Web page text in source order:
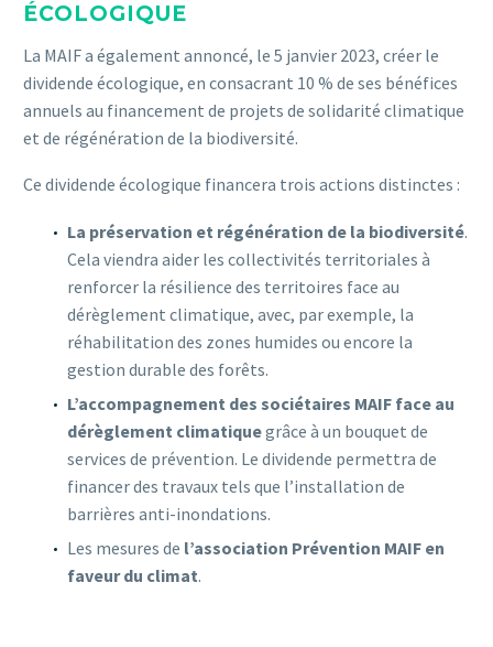
ÉCOLOGIQUE
La MAIF a également annoncé, le 5 janvier 2023, créer le
dividende écologique, en consacrant 10 % de ses bénéfices
annuels au financement de projets de solidarité climatique
et de régénération de la biodiversité.
Ce dividende écologique financera trois actions distinctes :
La préservation et régénération de la biodiversité.
Cela viendra aider les collectivités territoriales à
renforcer la résilience des territoires face au
dérèglement climatique, avec, par exemple, la
réhabilitation des zones humides ou encore la
gestion durable des forêts.
L’accompagnement des sociétaires MAIF face au
dérèglement climatiquegrâce à un bouquet de
services de prévention. Le dividende permettra de
financer des travaux tels que l’installation de
barrières anti-inondations.
Les mesures de l’association Prévention MAIF en
faveur du climat.